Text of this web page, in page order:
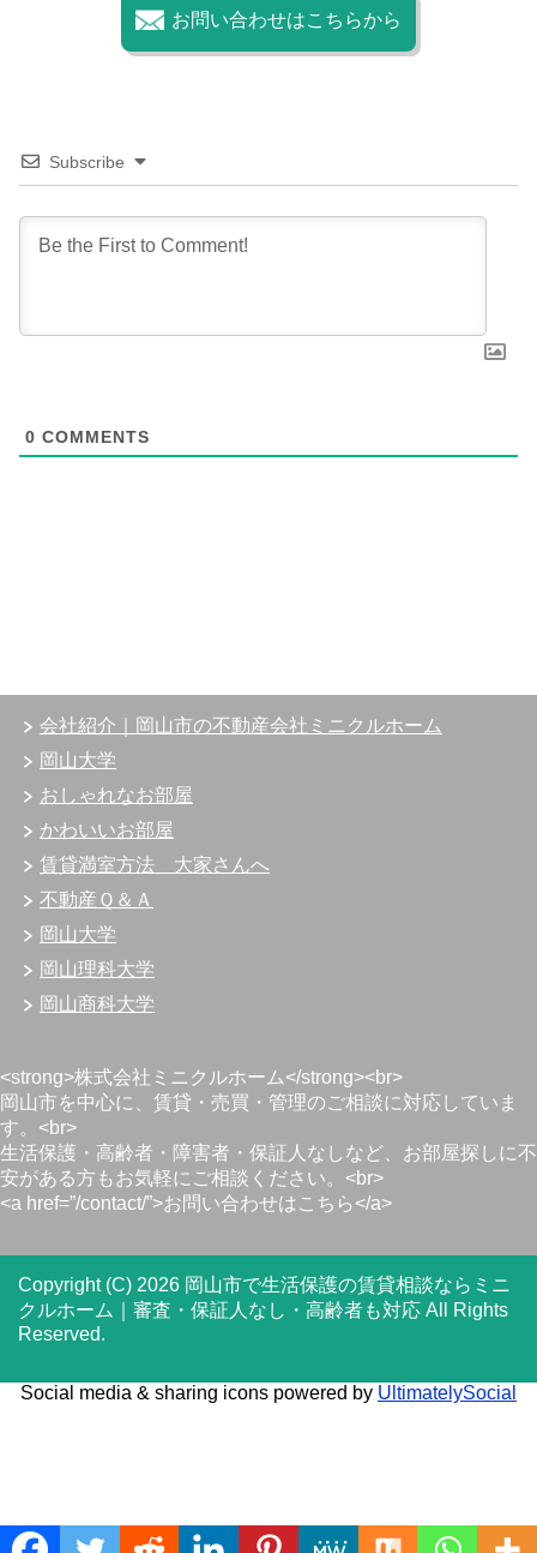
お問い合わせはこちらから
Subscribe
0 COMMENTS
会社紹介｜岡山市の不動産会社ミニクルホーム
岡山大学
おしゃれなお部屋
かわいいお部屋
賃貸満室方法 大家さんへ
不動産Ｑ＆Ａ
岡山大学
岡山理科大学
岡山商科大学
<strong>株式会社ミニクルホーム</strong><br>
岡山市を中心に、賃貸・売買・管理のご相談に対応していま
す。<br>
生活保護・高齢者・障害者・保証人なしなど、お部屋探しに不
安がある方もお気軽にご相談ください。<br>
<a href=”/contact/”>お問い合わせはこちら</a>
Copyright (C) 2026 岡山市で生活保護の賃貸相談ならミニ
クルホーム｜審査・保証人なし・高齢者も対応 All Rights
Reserved.
Social media & sharing icons powered by UltimatelySocial